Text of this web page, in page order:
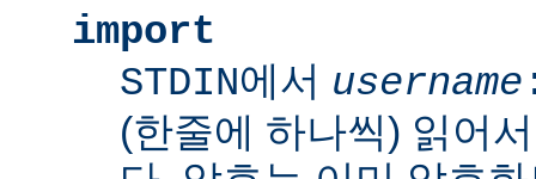
import
STDIN에서 username
(한줄에 하나씩) 읽어